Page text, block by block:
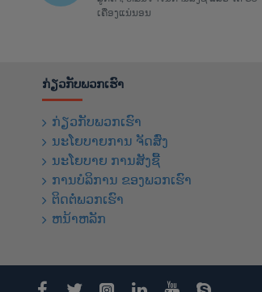
ເຄື່ອງແນ່ນອນ
ກ່ຽວກັບພວກເຮົາ
ກ່ຽວກັບພວກເຮົາ
ນະໂຍບາຍການ ຈັດສົ່ງ
ນະໂຍບາຍ ການສັງຊື້
ການບໍລິການ ຂອງພວກເຮົາ
ຕິດຕໍ່ພວກເຮົາ
ຫນ້າຫລັກ